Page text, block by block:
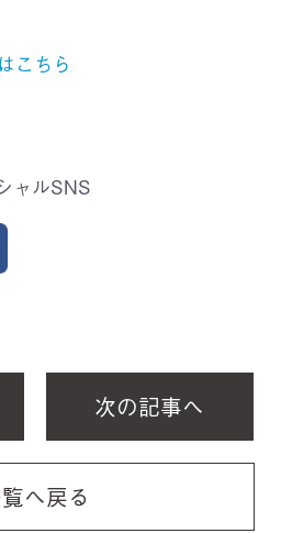
こちら
ャルSNS
へ戻る
次の記事へ